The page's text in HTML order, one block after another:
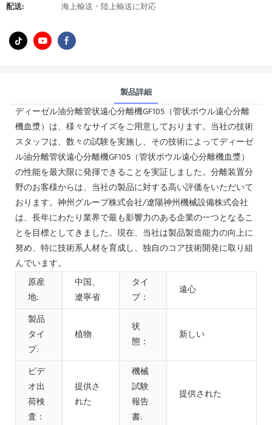
配送:
海上輸送・陸上輸送に対応
製品詳細
ディーゼル油分離管状遠心分離機GF105（管状ボウル遠心分離
機血漿）は、様々なサイズをご用意しております。当社の技術
スタッフは、数々の試験を実施し、その技術によってディーゼ
ル油分離管状遠心分離機GF105（管状ボウル遠心分離機血漿）
の性能を最大限に発揮できることを実証しました。分離装置分
野のお客様からは、当社の製品に対する高い評価をいただいて
おります。神州グループ株式会社/遼陽神州機械設備株式会社
は、長年にわたり業界で最も影響力のある企業の一つとなるこ
とを目標としてきました。現在、当社は製品製造能力の向上に
努め、特に技術系人材を育成し、独自のコア技術開発に取り組
んでいます。
原産
地:
中国、
遼寧省
タイ
プ：
遠心
製品
タイ
プ:
植物
状
態：
新しい
ビデ
オ出
荷検
査：
提供さ
れた
機械
試験
報告
書:
提供された